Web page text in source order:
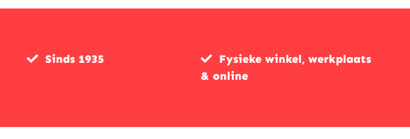
Sinds 1935
Fysieke winkel, werkplaats
& online